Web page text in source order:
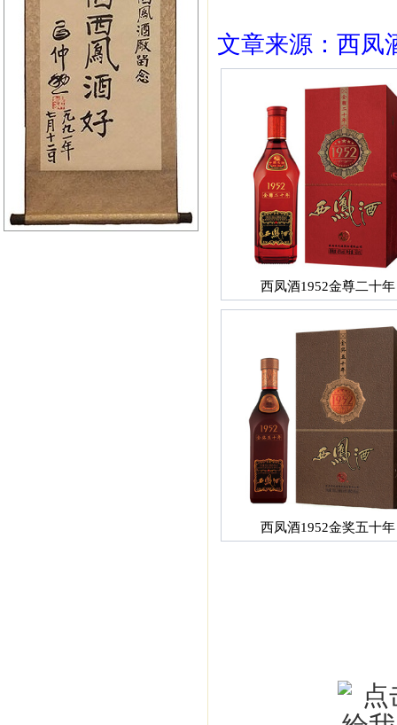
文章来源：西凤
西凤酒1952金尊二十年
西凤酒1952金奖五十年